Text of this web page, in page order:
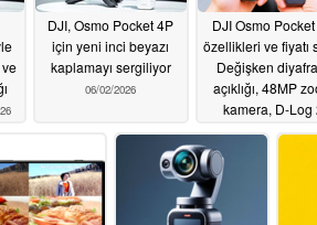
DJI, Osmo Pocket 4P
için yeni inci beyazı
kaplamayı sergiliyor
06/02/2026
DJI Osmo
özellikleri ve fiyatı
Değişken
açıklığı, 48MP
kamera, D-Log
05/17/2026